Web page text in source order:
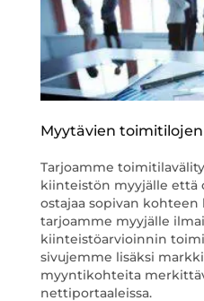
Myytävien
Tarjoamme
kiinteistön myyjälle että
ostajaa sopivan kohteen
tarjoamme myyjälle
kiinteistöarvioinnin
sivujemme lisäksi
myyntikohteita
nettiportaaleissa.